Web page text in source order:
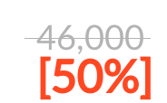
46,000
[50%]